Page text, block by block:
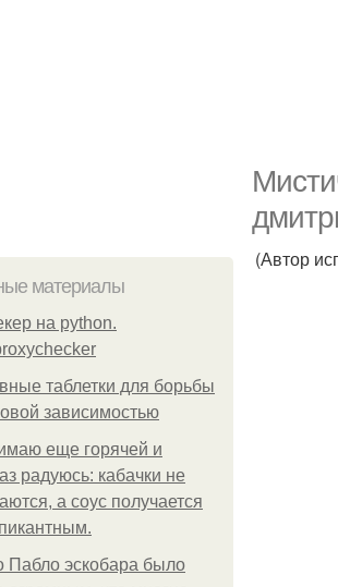
материалы
на python.
таблетки для борьбы
зависимостью
еще горячей и
радуюсь: кабачки не
а соус получается
Пабло эскобара было
(Автор